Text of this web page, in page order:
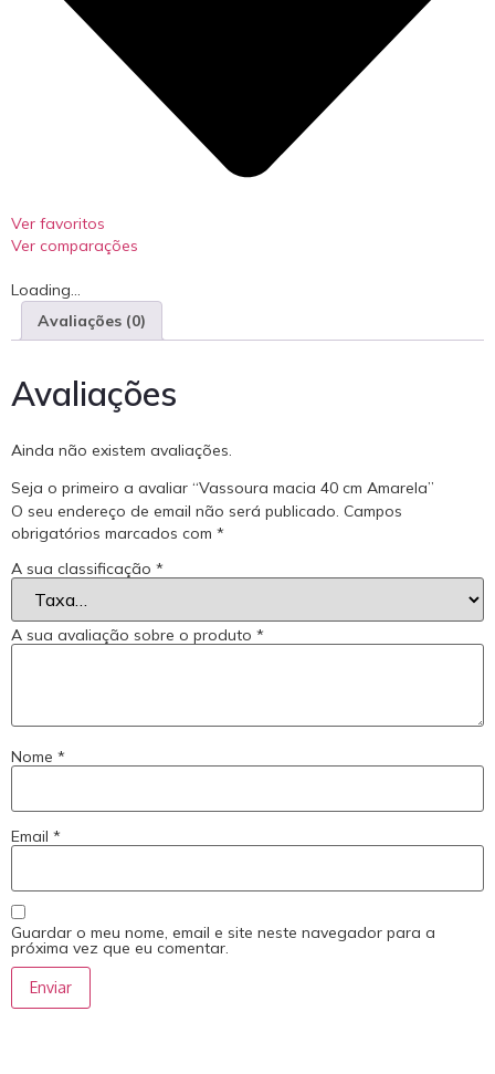
Ver favoritos
Ver comparações
Loading...
Avaliações (0)
Avaliações
Ainda não existem avaliações.
Seja o primeiro a avaliar “Vassoura macia 40 cm Amarela”
O seu endereço de email não será publicado. Campos
obrigatórios marcados com *
A sua classificação *
A sua avaliação sobre o produto *
Nome *
Email *
Guardar o meu nome, email e site neste navegador para a
próxima vez que eu comentar.